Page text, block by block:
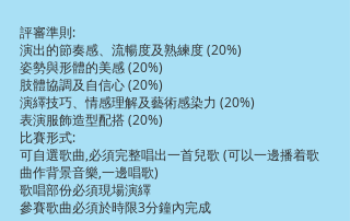
評審準則:
演出的節奏感、流暢度及熟練度 (20%)
姿勢與形體的美感 (20%)
肢體協調及自信心 (20%)
演繹技巧、情感理解及藝術感染力 (20%)
表演服飾造型配搭 (20%)
比賽形式:
可自選歌曲,必須完整唱出一首兒歌 (可以一邊播着歌
曲作背景音樂,一邊唱歌)
歌唱部份必須現場演繹
參賽歌曲必須於時限3分鐘內完成